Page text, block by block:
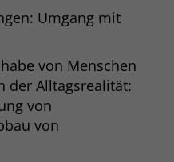
Umgang mit
von Menschen
der Alltagsrealität:
von
von